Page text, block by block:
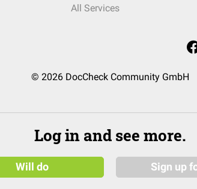
All Services
© 2026 DocCheck Community GmbH
Log in and see more.
Will do Sign up